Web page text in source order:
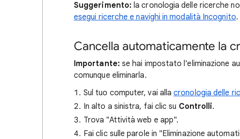
Suggerimento: la cronologia delle ricerche
esegui ricerche e navighi in modalità Incognito.
Cancella automaticamente la
Importante: se hai impostato l'eliminazione
comunque eliminarla.
Sul tuo computer, vai allacronologia delle
In alto a sinistra, fai clic su Controlli.
Trova "Attività web e app".
Fai clic sulle parole in "Eliminazione